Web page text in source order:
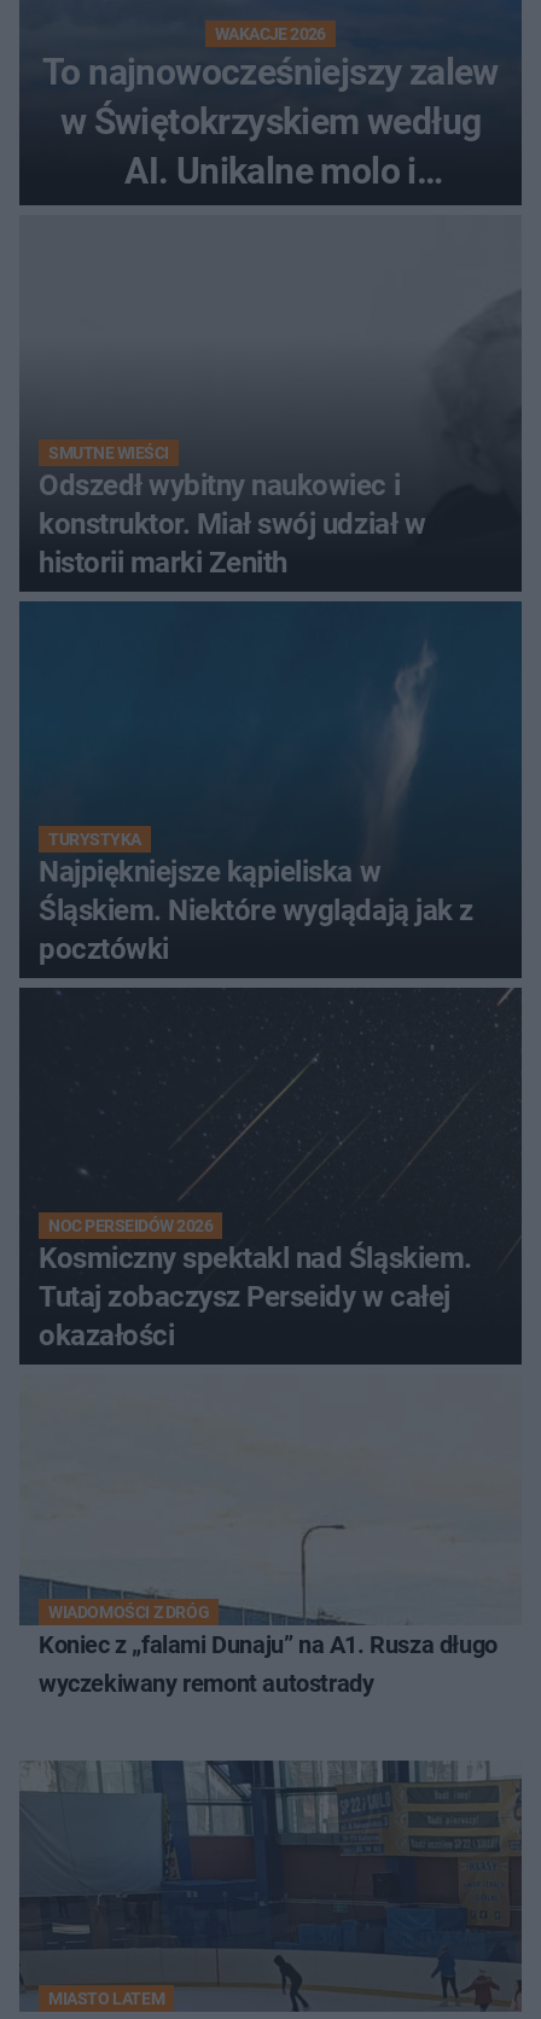
WAKACJE 2026
To najnowocześniejszy zalew
w Świętokrzyskiem według
AI. Unikalne molo i
SMUTNE WIEŚCI
Odszedł wybitny naukowiec i
konstruktor. Miał swój udział w
historii marki Zenith
TURYSTYKA
Najpiękniejsze kąpieliska w
Śląskiem. Niektóre wyglądają jak z
pocztówki
NOC PERSEIDÓW 2026
Kosmiczny spektakl nad Śląskiem.
Tutaj zobaczysz Perseidy w całej
okazałości
WIADOMOŚCI Z DRÓG
Koniec z „falami Dunaju” na A1. Rusza długo
wyczekiwany remont autostrady
MIASTO LATEM